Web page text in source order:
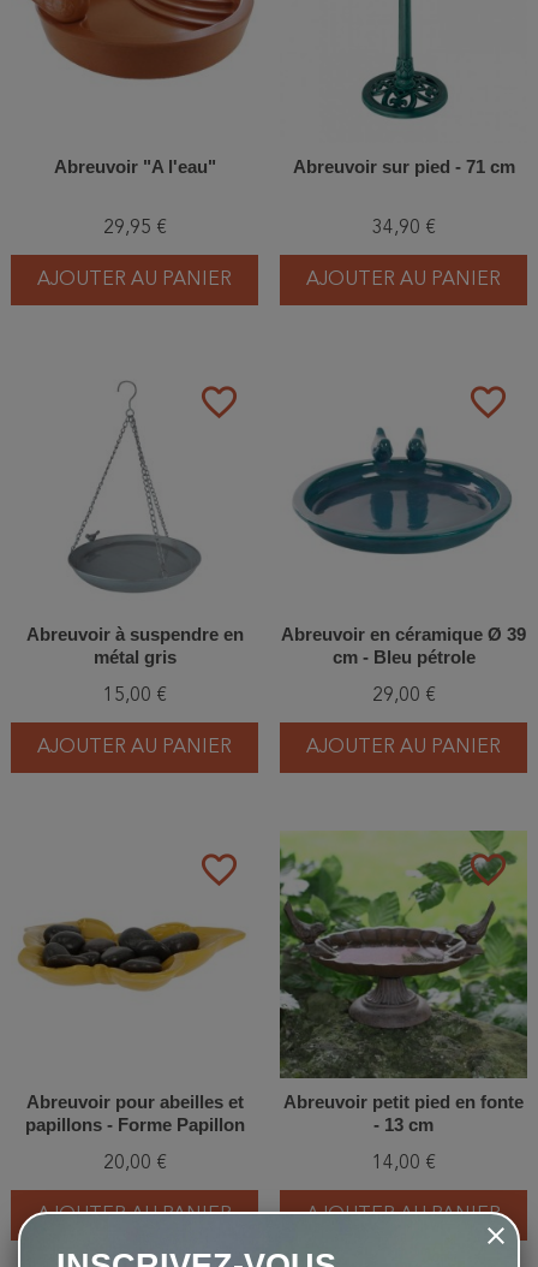
Abreuvoir "A l'eau"
29,95 €
AJOUTER AU PANIER
Abreuvoir sur pied - 71 cm
34,90 €
AJOUTER AU PANIER
favorite_border
Abreuvoir à suspendre en
métal gris
15,00 €
AJOUTER AU PANIER
favorite_border
Abreuvoir en céramique Ø 39
cm - Bleu pétrole
29,00 €
AJOUTER AU PANIER
favorite_border
Abreuvoir pour abeilles et
papillons - Forme Papillon
20,00 €
AJOUTER AU PANIER
favorite_border
Abreuvoir petit pied en fonte
- 13 cm
14,00 €
AJOUTER AU PANIER